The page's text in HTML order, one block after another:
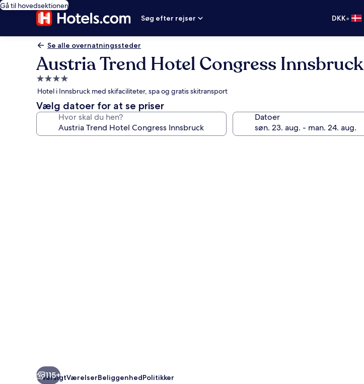
Gå til hovedsektionen
Søg efter rejser
DKK•
Se alle overnatningssteder
Austria Trend Hotel Congress Innsbruck
4.0-
stjernet
overnatningssted
Hotel i Innsbruck med skifaciliteter, spa og gratis skitransport
Vælg datoer for at se priser
Hvor skal du hen? Datoer
115+
OversigtVærelserBeliggenhedPolitikker